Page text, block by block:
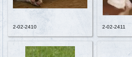
2-02-2410 2-02-2411